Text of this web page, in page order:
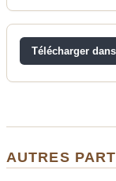
Télécharger
AUTRES